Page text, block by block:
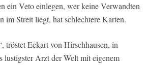
ein Veto einlegen, wer keine Verwandten
im Streit liegt, hat schlechtere Karten.
tröstet Eckart von Hirschhausen, in
lustigster Arzt der Welt mit eigenem